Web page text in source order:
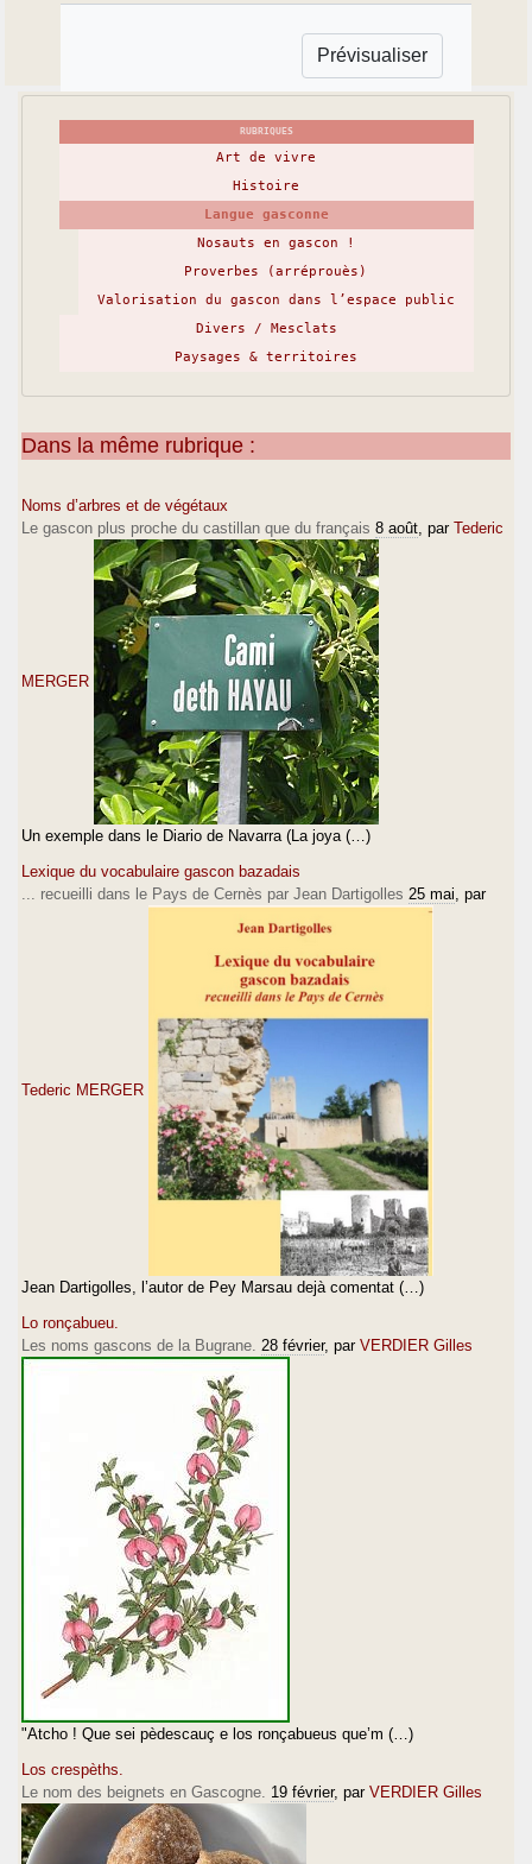
RUBRIQUES
Art de vivre
Histoire
Langue gasconne
Nosauts en gascon !
Proverbes (arréprouès)
Valorisation du gascon dans l’espace public
Divers / Mesclats
Paysages & territoires
Dans la même rubrique :
Noms d’arbres et de végétaux
Le gascon plus proche du castillan que du français 8 août , par Tederic
MERGER
Un exemple dans le Diario de Navarra (La joya (…)
Lexique du vocabulaire gascon bazadais
... recueilli dans le Pays de Cernès par Jean Dartigolles 25 mai , par
Tederic MERGER
Jean Dartigolles, l’autor de Pey Marsau dejà comentat (…)
Lo ronçabueu.
Les noms gascons de la Bugrane. 28 février, par VERDIER Gilles
"Atcho ! Que sei pèdescauç e los ronçabueus que’m (…)
Los crespèths.
Le nom des beignets en Gascogne. 19 février, par VERDIER Gilles